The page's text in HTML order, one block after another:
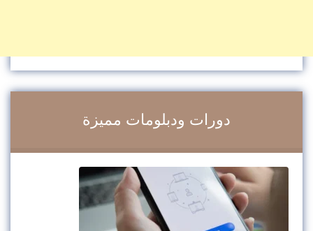
دورات ودبلومات مميزة